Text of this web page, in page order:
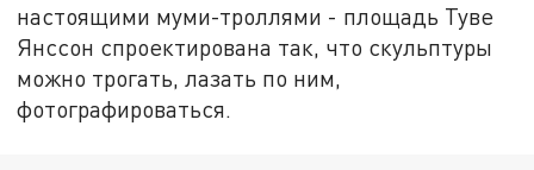
настоящими муми-троллями - площадь Туве
Янссон спроектирована так, что скульптуры
можно трогать, лазать по ним,
фотографироваться.